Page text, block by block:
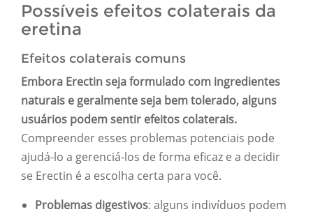
Possíveis efeitos colaterais da
eretina
Efeitos colaterais comuns
Embora Erectin seja formulado com ingredientes
naturais e geralmente seja bem tolerado, alguns
usuários podem sentir efeitos colaterais.
Compreender esses problemas potenciais pode
ajudá-lo a gerenciá-los de forma eficaz e a decidir
se Erectin é a escolha certa para você.
Problemas digestivos: alguns indivíduos podem